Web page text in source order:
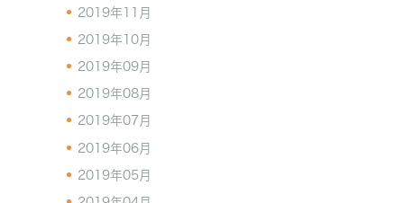
2019年11月
2019年10月
2019年09月
2019年08月
2019年07月
2019年06月
2019年05月